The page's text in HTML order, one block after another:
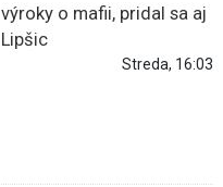
výroky o mafii, pridal sa aj
Lipšic
Streda, 16:03